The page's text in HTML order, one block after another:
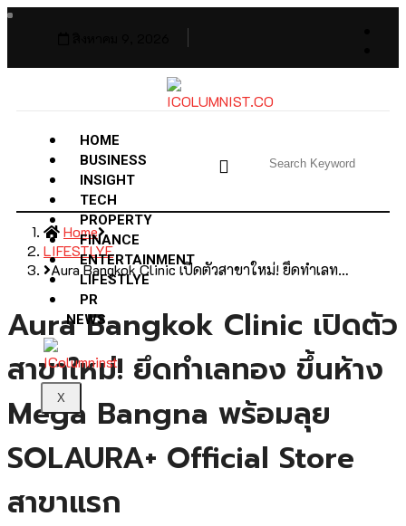
HOME
BUSINESS
INSIGHT
TECH
PROPERTY
FINANCE
ENTERTAINMENT
LIFESTLYE
PR
NEWS
X
Home
LIFESTLYE
Aura Bangkok Clinic เปิดตัวสาขาใหม่! ยึดทำเลท…
Aura Bangkok Clinic เปิดตัว
สาขาใหม่! ยึดทำเลทอง ขึ้นห้าง
Mega Bangna พร้อมลุย
SOLAURA+ Official Store
สาขาแรก